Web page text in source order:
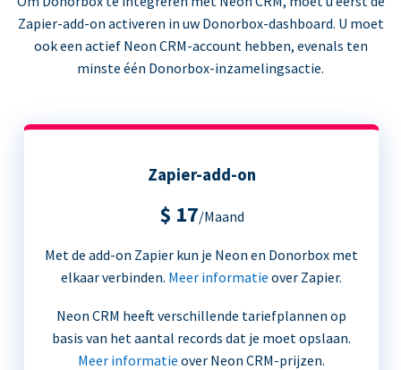
Zapier-add-on activeren in uw Donorbox-dashboard. U moet
ook een actief Neon CRM-account hebben, evenals ten
minste één Donorbox-inzamelingsactie.
Zapier-add-on
$ 17/Maand
Met de add-on Zapier kun je Neon en Donorbox met
elkaar verbinden. Meer informatie over Zapier.
Neon CRM heeft verschillende tariefplannen op
basis van het aantal records dat je moet opslaan.
Meer informatie over Neon CRM-prijzen.